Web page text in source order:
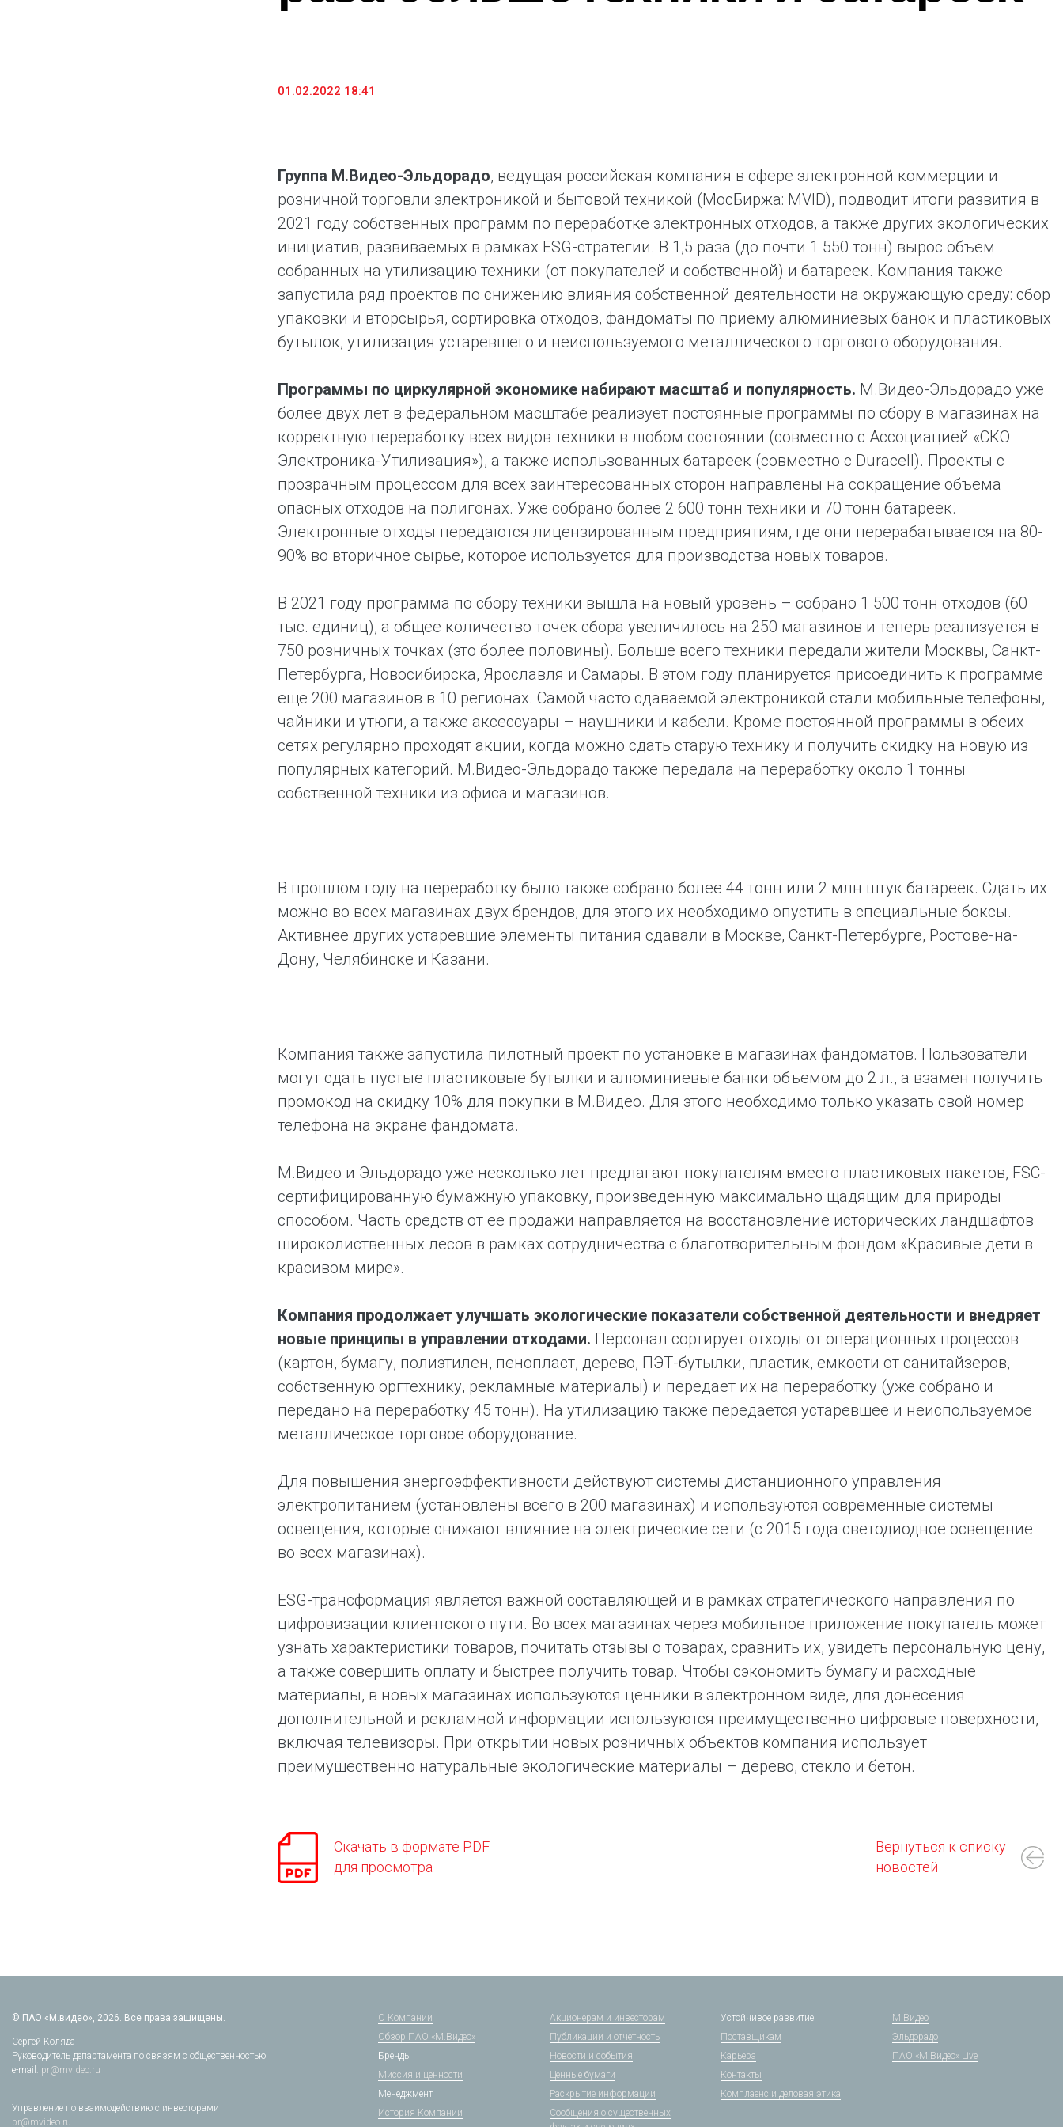
категории товаров, услуг и сервисов.
01.02.2022 18:41
Группа М.Видео-Эльдорадо, ведущая российская компания в сфере электронной коммерции и
розничной торговли электроникой и бытовой техникой (МосБиржа: MVID), подводит итоги развития в
2021 году собственных программ по переработке электронных отходов, а также других экологических
инициатив, развиваемых в рамках ESG-стратегии. В 1,5 раза (до почти 1 550 тонн) вырос объем
собранных на утилизацию техники (от покупателей и собственной) и батареек. Компания также
запустила ряд проектов по снижению влияния собственной деятельности на окружающую среду: сбор
упаковки и вторсырья, сортировка отходов, фандоматы по приему алюминиевых банок и пластиковых
бутылок, утилизация устаревшего и неиспользуемого металлического торгового оборудования.
Программы по циркулярной экономике набирают масштаб и популярность. М.Видео-Эльдорадо уже
более двух лет в федеральном масштабе реализует постоянные программы по сбору в магазинах на
корректную переработку всех видов техники в любом состоянии (совместно с Ассоциацией «СКО
Электроника-Утилизация»), а также использованных батареек (совместно с Duracell). Проекты с
прозрачным процессом для всех заинтересованных сторон направлены на сокращение объема
опасных отходов на полигонах. Уже собрано более 2 600 тонн техники и 70 тонн батареек.
Электронные отходы передаются лицензированным предприятиям, где они перерабатывается на 80-
90% во вторичное сырье, которое используется для производства новых товаров.
В 2021 году программа по сбору техники вышла на новый уровень – собрано 1 500 тонн отходов (60
тыс. единиц), а общее количество точек сбора увеличилось на 250 магазинов и теперь реализуется в
750 розничных точках (это более половины). Больше всего техники передали жители Москвы, Санкт-
Петербурга, Новосибирска, Ярославля и Самары. В этом году планируется присоединить к программе
еще 200 магазинов в 10 регионах. Самой часто сдаваемой электроникой стали мобильные телефоны,
чайники и утюги, а также аксессуары – наушники и кабели. Кроме постоянной программы в обеих
сетях регулярно проходят акции, когда можно сдать старую технику и получить скидку на новую из
популярных категорий. М.Видео-Эльдорадо также передала на переработку около 1 тонны
собственной техники из офиса и магазинов.
В прошлом году на переработку было также собрано более 44 тонн или 2 млн штук батареек. Сдать их
можно во всех магазинах двух брендов, для этого их необходимо опустить в специальные боксы.
Активнее других устаревшие элементы питания сдавали в Москве, Санкт-Петербурге, Ростове-на-
Дону, Челябинске и Казани.
Компания также запустила пилотный проект по установке в магазинах фандоматов. Пользователи
могут сдать пустые пластиковые бутылки и алюминиевые банки объемом до 2 л., а взамен получить
промокод на скидку 10% для покупки в М.Видео. Для этого необходимо только указать свой номер
телефона на экране фандомата.
М.Видео и Эльдорадо уже несколько лет предлагают покупателям вместо пластиковых пакетов, FSC-
сертифицированную бумажную упаковку, произведенную максимально щадящим для природы
способом. Часть средств от ее продажи направляется на восстановление исторических ландшафтов
широколиственных лесов в рамках сотрудничества с благотворительным фондом «Красивые дети в
красивом мире».
Компания продолжает улучшать экологические показатели собственной деятельности и внедряет
новые принципы в управлении отходами. Персонал сортирует отходы от операционных процессов
(картон, бумагу, полиэтилен, пенопласт, дерево, ПЭТ-бутылки, пластик, емкости от санитайзеров,
собственную оргтехнику, рекламные материалы) и передает их на переработку (уже собрано и
передано на переработку 45 тонн). На утилизацию также передается устаревшее и неиспользуемое
металлическое торговое оборудование.
Для повышения энергоэффективности действуют системы дистанционного управления
электропитанием (установлены всего в 200 магазинах) и используются современные системы
освещения, которые снижают влияние на электрические сети (с 2015 года светодиодное освещение
во всех магазинах).
ESG-трансформация является важной составляющей и в рамках стратегического направления по
цифровизации клиентского пути. Во всех магазинах через мобильное приложение покупатель может
узнать характеристики товаров, почитать отзывы о товарах, сравнить их, увидеть персональную цену,
а также совершить оплату и быстрее получить товар. Чтобы сэкономить бумагу и расходные
материалы, в новых магазинах используются ценники в электронном виде, для донесения
дополнительной и рекламной информации используются преимущественно цифровые поверхности,
включая телевизоры. При открытии новых розничных объектов компания использует
преимущественно натуральные экологические материалы – дерево, стекло и бетон.
Скачать в формате PDF
для просмотра
Вернуться к списку
новостей
© ПАО «М.видео», 2026. Все права защищены.
Сергей Коляда
Руководитель департамента по связям с общественностью
e-mail: pr@mvideo.ru
Управление по взаимодействию с инвесторами
pr@mvideo.ru
О Компании
Обзор ПАО «М.Видео»
Бренды
Миссия и ценности
Менеджмент
История Компании
Акционерам и инвесторам
Публикации и отчетность
Новости и события
Ценные бумаги
Раскрытие информации
Сообщения о существенных
Устойчивое развитие
Поставщикам
Карьера
Контакты
Комплаенс и деловая этика
М.Видео
Эльдорадо
ПАО «М.Видео» Live